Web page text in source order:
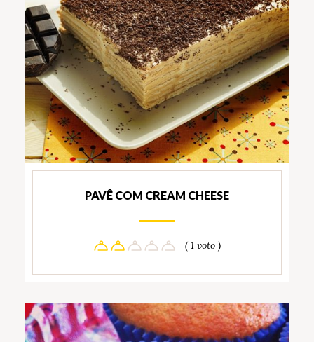
PAVÊ COM CREAM CHEESE
( 1 voto )